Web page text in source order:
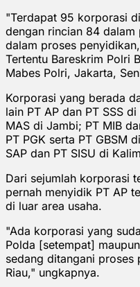
"Terdapat 95 korporasi
dengan rincian 84 dalam
dalam proses
Tertentu Bareskrim Polri
Mabes Polri, Jakarta,
Korporasi yang berada
lain PT AP dan PT SSS
MAS di Jambi; PT MIB
PT PGK serta PT GBSM
SAP dan PT SISU di
Dari sejumlah korporasi
pernah menyidik PT AP
di luar area usaha.
"Ada korporasi yang
Polda [setempat]
sedang ditangani proses
Riau," ungkapnya.